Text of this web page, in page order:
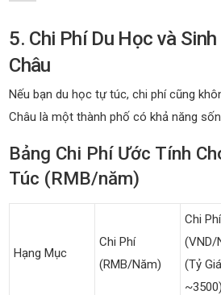
5. Chi Phí Du Học và
Châu
Nếu bạn du học tự túc, chi phí cũng
Châu là một thành phố có khả năng
Bảng Chi Phí Ước Tính
Túc (RMB/năm)
Hạng Mục
Chi Phí
(RMB/năm)
Chi Phí
(VND/
(Tỷ Giá
~3500)